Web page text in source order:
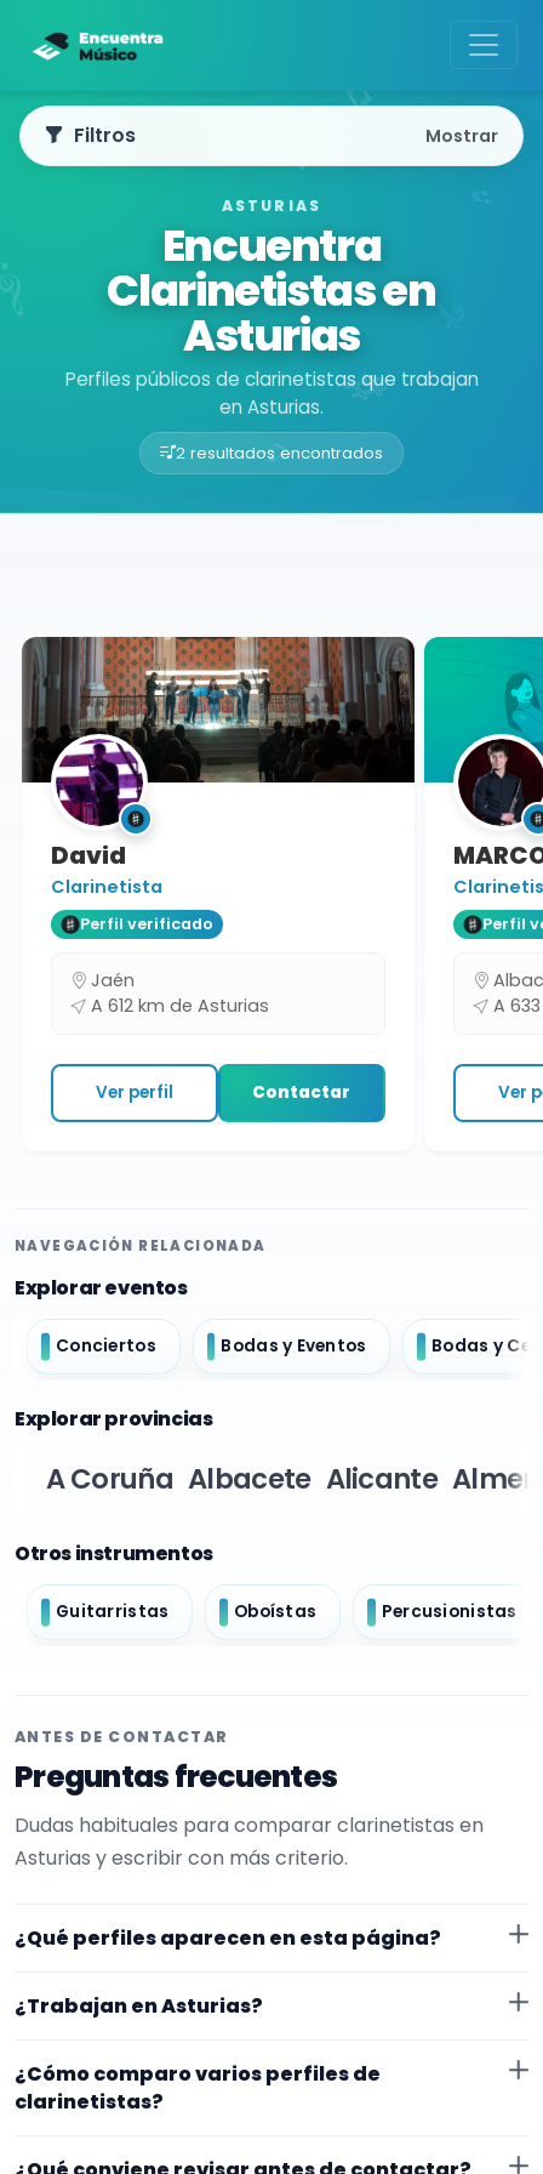
ASTURIAS
Encuentra
Clarinetistas en
Asturias
Perfiles públicos de clarinetistas que trabajan
en Asturias.
2 resultados encontrados
Buscador de músicos
Filtros Mostrar
David
Clarinetista
Perfil verificado
Jaén
A 612 km de Asturias
Ver perfil Contactar
Perfil
A 633
Ver
NAVEGACIÓN RELACIONADA
Explorar eventos
Conciertos Bodas y Eventos Bodas y
Explorar provincias
A Coruña Albacete Alicante
Otros instrumentos
Guitarristas Oboístas Percusionistas
ANTES DE CONTACTAR
Preguntas frecuentes
Dudas habituales para comparar clarinetistas en
Asturias y escribir con más criterio.
¿Qué perfiles aparecen en esta página?
EncuentraMúsico. Además, la página se centra en
¿Trabajan en Asturias?
en Asturias. Aun así, conviene confirmar lugar exacto,
cerrar nada.
¿Cómo comparo varios perfiles de
clarinetistas?
Compara especialidad principal, experiencia, vídeos o